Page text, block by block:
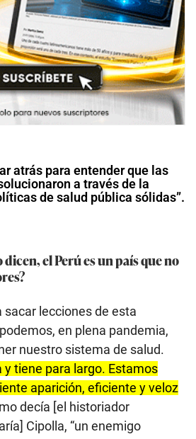
atrás para entender que las
a través de la
de salud pública sólidas”.
el Perú es un país que no
sacar lecciones de esta
en plena pandemia,
nuestro sistema de salud.
y tiene para largo. Estamos
aparición, eficiente y veloz
decía [el historiador
Cipolla, “un enemigo